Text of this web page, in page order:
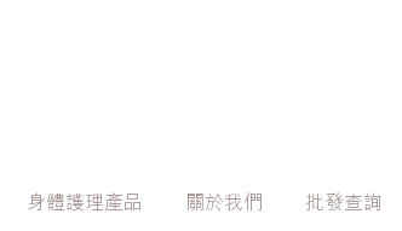
身體護理產品 關於我們 批發查詢